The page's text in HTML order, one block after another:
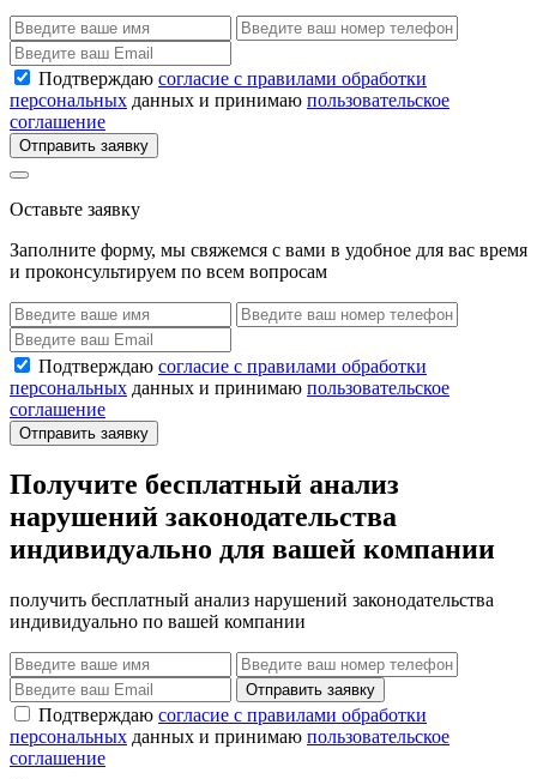
Подтверждаю согласие с правилами обработки
персональных данных и принимаю пользовательское
соглашение
Отправить заявку
Оставьте заявку
Заполните форму, мы свяжемся с вами в удобное для вас время
и проконсультируем по всем вопросам
Подтверждаю согласие с правилами обработки
персональных данных и принимаю пользовательское
соглашение
Отправить заявку
Получите бесплатный анализ
нарушений законодательства
индивидуально для вашей компании
получить бесплатный анализ нарушений законодательства
индивидуально по вашей компании
Отправить заявку
Подтверждаю согласие с правилами обработки
персональных данных и принимаю пользовательское
соглашение